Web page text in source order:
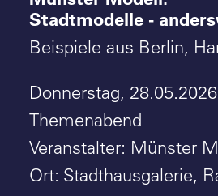
Termine
Projekte
Vita
Kontakt
Stadtmodelle -
Beispiele aus Berlin,
Donnerstag,
Themenabend
Veranstalter: Münster
Ort: Stadthausgalerie,